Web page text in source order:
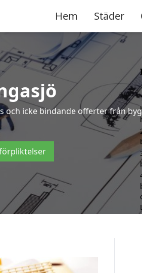
Hem Städer
icke bindande offerter från